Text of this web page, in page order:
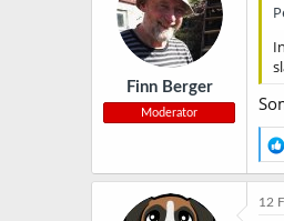
Finn Berger
Moderator
12